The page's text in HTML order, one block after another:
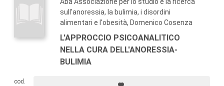
sull'anoressia, la bulimia, i disordini
alimentari e l'obesità, Domenico Cosenza
L'APPROCCIO PSICOANALITICO
NELLA CURA DELL'ANORESSIA-
BULIMIA
cod.